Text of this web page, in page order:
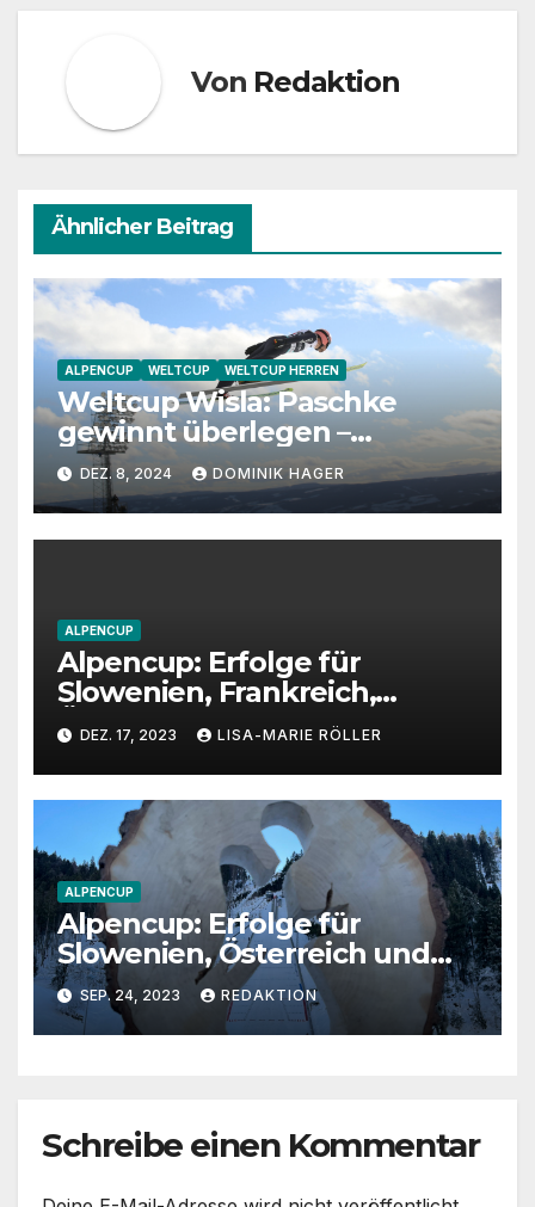
Von Redaktion
Ähnlicher Beitrag
ALPENCUP WELTCUP WELTCUP HERREN
Weltcup Wisla: Paschke
gewinnt überlegen –
Wellinger verbessert
DEZ. 8, 2024 DOMINIK HAGER
ALPENCUP
Alpencup: Erfolge für
Slowenien, Frankreich,
Österreich und Deutschland
DEZ. 17, 2023 LISA-MARIE RÖLLER
ALPENCUP
Alpencup: Erfolge für
Slowenien, Österreich und
die Schweiz
SEP. 24, 2023 REDAKTION
Schreibe einen Kommentar